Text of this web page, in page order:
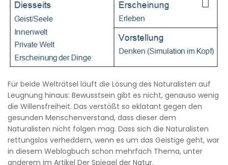
Für beide Welträtsel läuft die Lösung des Naturalisten auf
Leugnung hinaus: Bewusstsein gibt es nicht, genauso wenig
die Willensfreiheit. Das verstößt so eklatant gegen den
gesunden Menschenverstand, dass dieser dem
Naturalisten nicht folgen mag. Dass sich die Naturalisten
rettungslos verheddern, wenn es um das Geistige geht, war
in diesem Weblogbuch schon mehrfach Thema, unter
anderem im Artikel Der Spiegel der Natur.